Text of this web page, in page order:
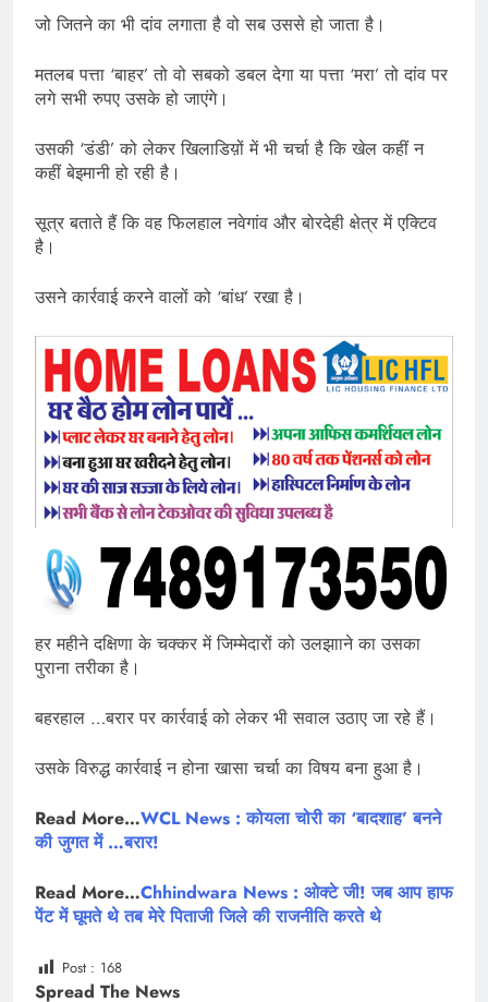
जो जितने का भी दांव लगाता है वो सब उससे हो जाता है।
मतलब पत्ता ‘बाहर’ तो वो सबको डबल देगा या पत्ता ‘मरा’ तो दांव पर
लगे सभी रुपए उसके हो जाएंगे।
उसकी ‘डंडी’ को लेकर खिलाडिय़ों में भी चर्चा है कि खेल कहीं न
कहीं बेइमानी हो रही है।
सूत्र बताते हैं कि वह फिलहाल नवेगांव और बोरदेही क्षेत्र में एक्टिव
है।
उसने कार्रवाई करने वालों को ‘बांध’ रखा है।
हर महीने दक्षिणा के चक्कर में जिम्मेदारों को उलझााने का उसका
पुराना तरीका है।
बहरहाल …बरार पर कार्रवाई को लेकर भी सवाल उठाए जा रहे हैं।
उसके विरुद्ध कार्रवाई न होना खासा चर्चा का विषय बना हुआ है।
Read More…WCL News : कोयला चोरी का ‘बादशाह’ बनने
की जुगत में …बरार!
Read More…Chhindwara News : ओक्टे जी! जब आप हाफ
पेंट में घूमते थे तब मेरे पिताजी जिले की राजनीति करते थे
Post : 168
Spread The News